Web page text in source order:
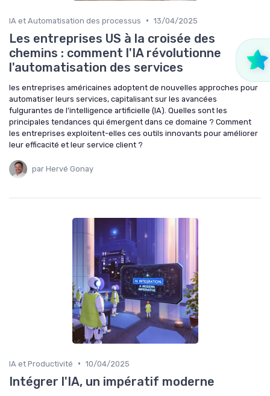
IA et Automatisation des processus • 13/04/2025
Les entreprises US à la croisée des
chemins : comment l'IA révolutionne
l'automatisation des services
les entreprises américaines adoptent de nouvelles approches pour
automatiser leurs services, capitalisant sur les avancées
fulgurantes de l'intelligence artificielle (IA). Quelles sont les
principales tendances qui émergent dans ce domaine ? Comment
les entreprises exploitent-elles ces outils innovants pour améliorer
leur efficacité et leur service client ?
par Hervé Gonay
IA et Productivité • 10/04/2025
Intégrer l'IA, un impératif moderne